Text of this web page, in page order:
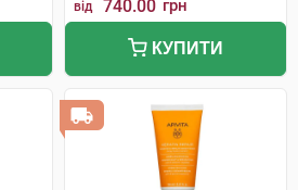
від 740.00 грн
КУПИТИ